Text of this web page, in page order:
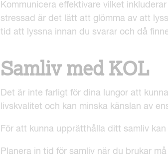
Kommunicera effektivare vilket
stressad är det lätt att glömma av att
tid att lyssna innan du svarar och då
Samliv med KOL
Det är inte farligt för dina lungor att
livskvalitet och kan minska känslan av
För att kunna upprätthålla ditt samliv
Planera in tid för samliv när du brukar